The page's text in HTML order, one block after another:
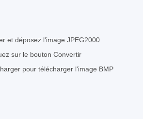
et déposez l'image JPEG2000
sur le bouton Convertir
pour télécharger l'image BMP